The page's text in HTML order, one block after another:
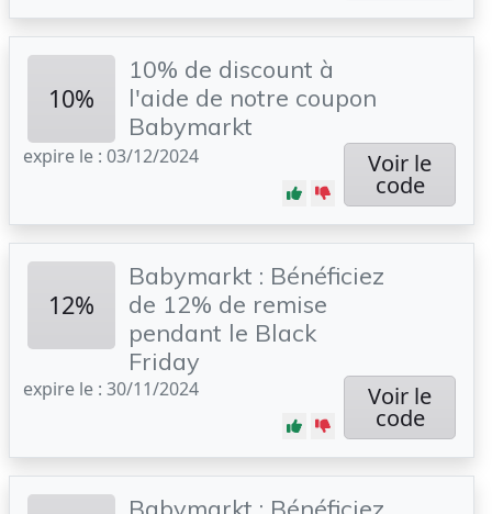
10%
10% de discount à
l'aide de notre coupon
Babymarkt
expire le : 03/12/2024 Voir le
code
12%
Babymarkt : Bénéficiez
de 12% de remise
pendant le Black
Friday
expire le : 30/11/2024 Voir le
code
Babymarkt : Bénéficiez